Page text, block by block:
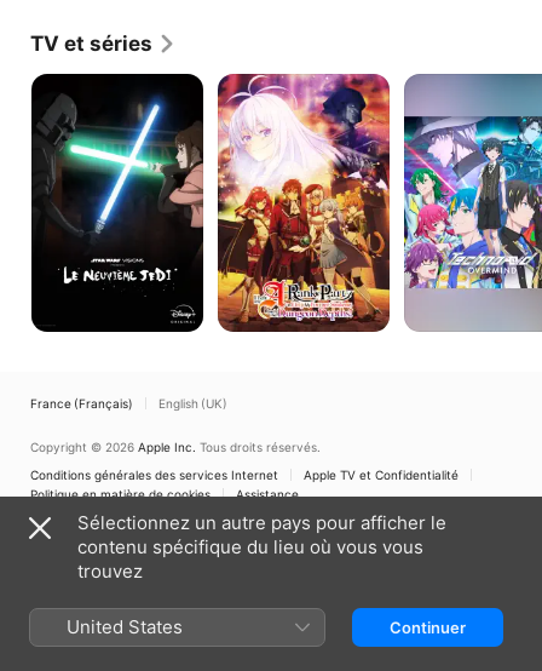
TV et séries
Star
Wars
Visions
Présente
Le
Neuvième
I
Left
my
A-
Rank
Party
to
Help
My
Former
Students
Reach
the
Dungeon
Technoroid
France (Français) English (UK)
Copyright © 2026 Apple Inc. Tous droits réservés.
Conditions générales des services Internet
Apple TV et Confidentialité
Politique en matière de cookies
Assistance
Sélectionnez un autre pays pour afficher le
contenu spécifique du lieu où vous vous
trouvez
United States Continuer